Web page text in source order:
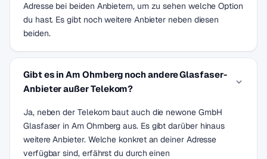
Adresse bei beiden Anbietern, um zu sehen welche Option
du hast. Es gibt noch weitere Anbieter neben diesen
beiden.
Gibt es in Am Ohmberg noch andere Glasfaser-
Anbieter außer Telekom?
Ja, neben der Telekom baut auch die newone GmbH
Glasfaser in Am Ohmberg aus. Es gibt darüber hinaus
weitere Anbieter. Welche konkret an deiner Adresse
verfügbar sind, erfährst du durch einen